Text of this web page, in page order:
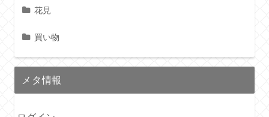
花見
買い物
メタ情報